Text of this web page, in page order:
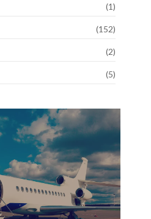
(1)
(152)
(2)
(5)